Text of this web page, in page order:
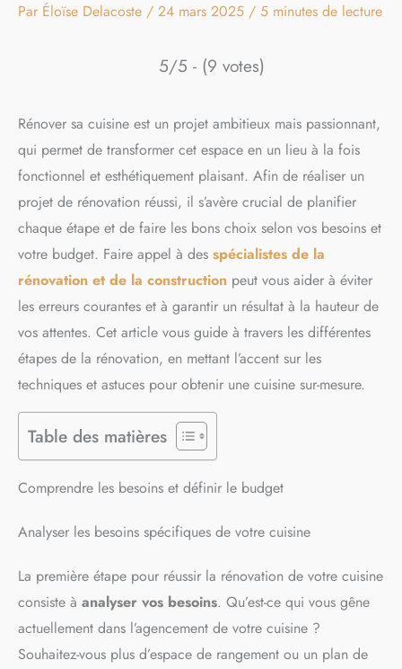
Par Éloïse Delacoste / 24 mars 2025 / 5 minutes de lecture
5/5 - (9 votes)
Rénover sa cuisine est un projet ambitieux mais passionnant,
qui permet de transformer cet espace en un lieu à la fois
fonctionnel et esthétiquement plaisant. Afin de réaliser un
projet de rénovation réussi, il s’avère crucial de planifier
chaque étape et de faire les bons choix selon vos besoins et
votre budget. Faire appel à des spécialistes de la
rénovation et de la construction peut vous aider à éviter
les erreurs courantes et à garantir un résultat à la hauteur de
vos attentes. Cet article vous guide à travers les différentes
étapes de la rénovation, en mettant l’accent sur les
techniques et astuces pour obtenir une cuisine sur-mesure.
Table des matières
Comprendre les besoins et définir le budget
Analyser les besoins spécifiques de votre cuisine
La première étape pour réussir la rénovation de votre cuisine
consiste à analyser vos besoins. Qu’est-ce qui vous gêne
actuellement dans l’agencement de votre cuisine ?
Souhaitez-vous plus d’espace de rangement ou un plan de